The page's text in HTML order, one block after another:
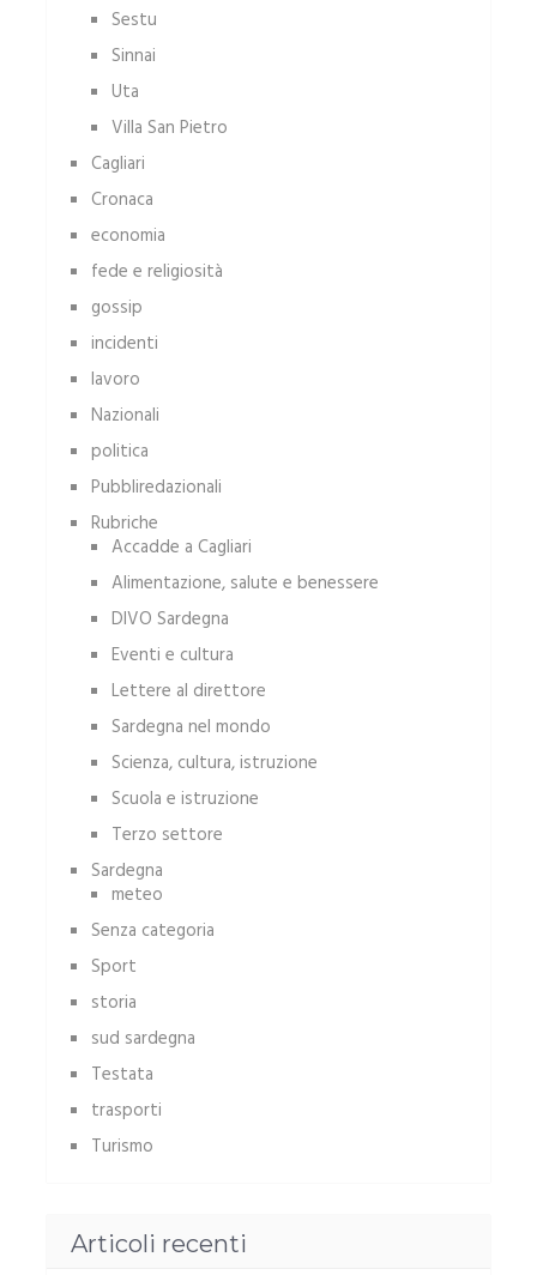
Sestu
Sinnai
Uta
Villa San Pietro
Cagliari
Cronaca
economia
fede e religiosità
gossip
incidenti
lavoro
Nazionali
politica
Pubbliredazionali
Rubriche
Accadde a Cagliari
Alimentazione, salute e benessere
DIVO Sardegna
Eventi e cultura
Lettere al direttore
Sardegna nel mondo
Scienza, cultura, istruzione
Scuola e istruzione
Terzo settore
Sardegna
meteo
Senza categoria
Sport
storia
sud sardegna
Testata
trasporti
Turismo
Articoli recenti